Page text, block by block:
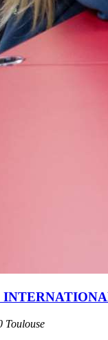
Toulouse